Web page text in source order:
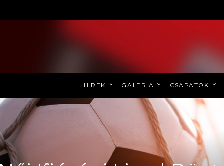
HÍREK GALÉRIA CSAPATOK